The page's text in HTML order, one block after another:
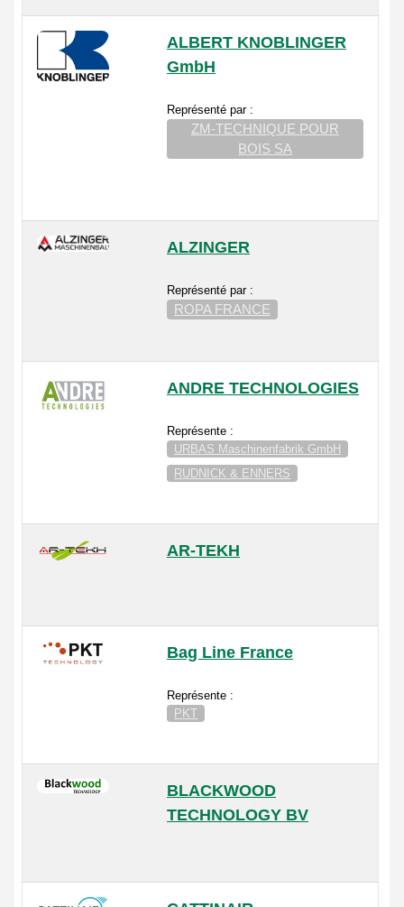
ALBERT KNOBLINGER
GmbH
Représenté par :
ZM-TECHNIQUE POUR
BOIS SA
ALZINGER
Représenté par :
ROPA FRANCE
ANDRE TECHNOLOGIES
Représente :
URBAS Maschinenfabrik GmbH
RUDNICK & ENNERS
AR-TEKH
Bag Line France
Représente :
PKT
BLACKWOOD
TECHNOLOGY BV